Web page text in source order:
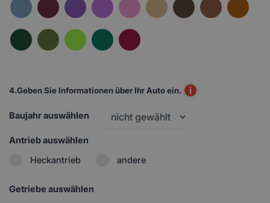
4.Geben Sie Informationen über Ihr Auto ein. i
Baujahr auswählen
Antrieb auswählen
Heckantrieb
andere
Getriebe auswählen